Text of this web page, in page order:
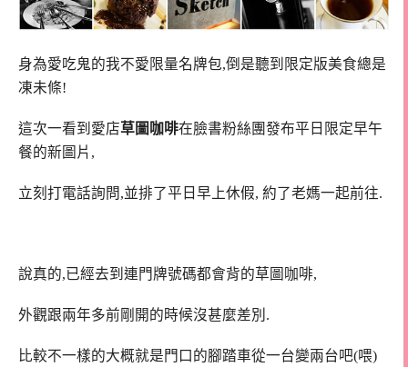
身為愛吃鬼的我不愛限量名牌包,倒是聽到限定版美食總是
凍未條!
這次一看到愛店草圖咖啡在臉書粉絲團發布平日限定早午
餐的新圖片,
立刻打電話詢問,並排了平日早上休假, 約了老媽一起前往.
說真的,已經去到連門牌號碼都會背的草圖咖啡,
外觀跟兩年多前剛開的時候沒甚麼差別.
比較不一樣的大概就是門口的腳踏車從一台變兩台吧(喂)